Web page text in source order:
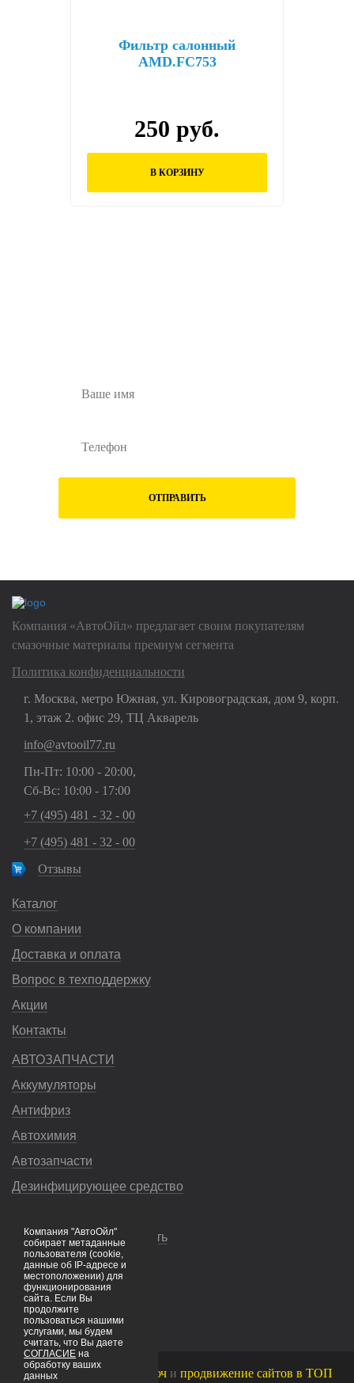
Фильтр салонный
AMD.FC753
250 руб.
В КОРЗИНУ
ОТПРАВИТЬ
Компания «АвтоОйл» предлагает своим покупателям
смазочные материалы премиум сегмента
Политика конфиденциальности
г. Москва, метро Южная, ул. Кировоградская, дом 9, корп.
1, этаж 2. офис 29, ТЦ Акварель
info@avtooil77.ru
Пн-Пт: 10:00 - 20:00,
Сб-Вс: 10:00 - 17:00
+7 (495) 481 - 32 - 00
+7 (495) 481 - 32 - 00
Отзывы
Каталог
О компании
Доставка и оплата
Вопрос в техподдержку
Акции
Контакты
АВТОЗАПЧАСТИ
Аккумуляторы
Антифриз
Автохимия
Автозапчасти
Дезинфицирующее средство
Незамерзающая жидкость
Смазочные материалы
Тормозная жидкость
Фильтры
Создание сайтов под ключи продвижение сайтов в ТОП
Компания "АвтоОйл"
собирает метаданные
пользователя (cookie,
данные об IP-адресе и
местоположении) для
функционирования
сайта. Если Вы
продолжите
пользоваться нашими
услугами, мы будем
считать, что Вы даете
СОГЛАСИЕ на
обработку ваших
данных